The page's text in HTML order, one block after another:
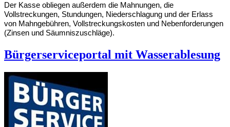
Der Kasse obliegen außerdem die Mahnungen, die
Vollstreckungen, Stundungen, Niederschlagung und der Erlass
von Mahngebühren, Vollstreckungskosten und Nebenforderungen
(Zinsen und Säumniszuschläge).
Bürgerserviceportal mit Wasserablesung